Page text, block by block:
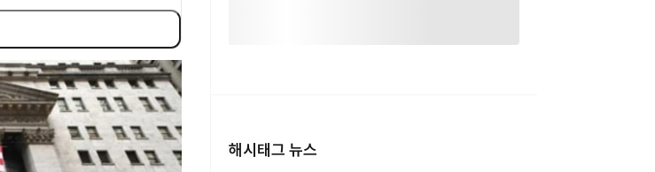
해시태그 뉴스